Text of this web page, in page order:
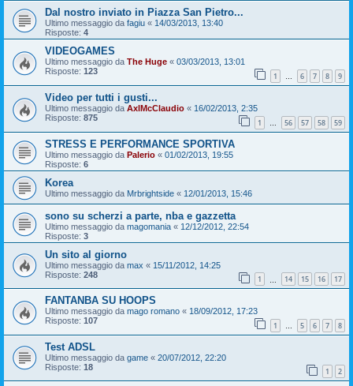
Dal nostro inviato in Piazza San Pietro...
Ultimo messaggio da fagiu « 14/03/2013, 13:40
Risposte: 4
VIDEOGAMES
Ultimo messaggio da The Huge « 03/03/2013, 13:01
Risposte: 123 1 … 6 7 8 9
Video per tutti i gusti...
Ultimo messaggio da AxlMcClaudio « 16/02/2013, 2:35
Risposte: 875 1 56 57 58 59
STRESS E PERFORMANCE SPORTIVA
Ultimo messaggio da Palerio « 01/02/2013, 19:55
Risposte: 6
Korea
Ultimo messaggio da Mrbrightside « 12/01/2013, 15:46
sono su scherzi a parte, nba e gazzetta
Ultimo messaggio da magomania « 12/12/2012, 22:54
Risposte: 3
Un sito al giorno
Ultimo messaggio da max « 15/11/2012, 14:25
Risposte: 248 1 14 15 16 17
FANTANBA SU HOOPS
Ultimo messaggio da mago romano « 18/09/2012, 17:23
Risposte: 107 1 … 5 6 7 8
Test ADSL
Ultimo messaggio da game « 20/07/2012, 22:20
Risposte: 18 1 2